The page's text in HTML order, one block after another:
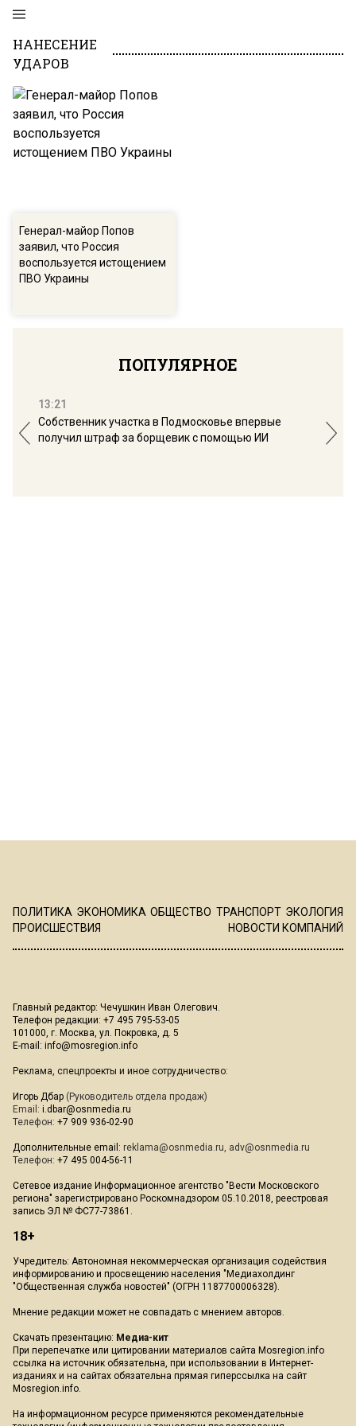
НАНЕСЕНИЕ
УДАРОВ
Генерал-майор Попов
заявил, что Россия
воспользуется истощением
ПВО Украины
ПОПУЛЯРНОЕ
13:21
Собственник участка в Подмосковье впервые
получил штраф за борщевик с помощью ИИ
ПОЛИТИКА ЭКОНОМИКА ОБЩЕСТВО ТРАНСПОРТ ЭКОЛОГИЯ
ПРОИСШЕСТВИЯ
НОВОСТИ КОМПАНИЙ
Главный редактор: Чечушкин Иван Олегович.
Телефон редакции: +7 495 795-53-05
101000, г. Москва, ул. Покровка, д. 5
E-mail: info@mosregion.info
Реклама, спецпроекты и иное сотрудничество:
Игорь Дбар (Руководитель отдела продаж)
Email: i.dbar@osnmedia.ru
Телефон: +7 909 936-02-90
Дополнительные email: reklama@osnmedia.ru, adv@osnmedia.ru
Телефон: +7 495 004-56-11
Сетевое издание Информационное агентство "Вести Московского
региона" зарегистрировано Роскомнадзором 05.10.2018, реестровая
запись ЭЛ № ФС77-73861.
18+
Учредитель: Автономная некоммерческая организация содействия
информированию и просвещению населения "Медиахолдинг
"Общественная служба новостей" (ОГРН 1187700006328).
Мнение редакции может не совпадать с мнением авторов.
Скачать презентацию: Медиа-кит
При перепечатке или цитировании материалов сайта Mosregion.info
ссылка на источник обязательна, при использовании в Интернет-
изданиях и на сайтах обязательна прямая гиперссылка на сайт
Mosregion.info.
На информационном ресурсе применяются рекомендательные